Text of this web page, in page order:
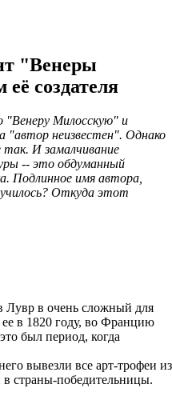
"Венеры
создателя
"Венеру Милосскую" и
"автор неизвестен". Однако
И замалчивание
-- это обдуманный
Подлинное имя автора,
Откуда этот
Лувр в очень сложный для
в 1820 году, во Францию
был период, когда
вывезли все арт-трофеи из
страны-победительницы.